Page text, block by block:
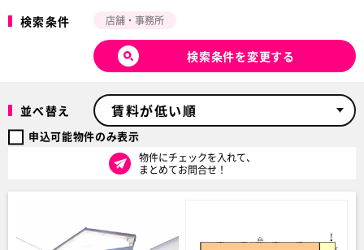
検索条件
店舗・事務所
検索条件を変更する
並べ替え
申込可能物件のみ表示
物件にチェックを入れて、
まとめてお問合せ！